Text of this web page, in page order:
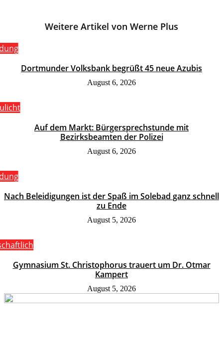
Weitere Artikel von Werne Plus
Dortmunder Volksbank begrüßt 45 neue Azubis
August 6, 2026
Auf dem Markt: Bürgersprechstunde mit
Bezirksbeamten der Polizei
August 6, 2026
Nach Beleidigungen ist der Spaß im Solebad ganz schnell
zu Ende
August 5, 2026
Gymnasium St. Christophorus trauert um Dr. Otmar
Kampert
August 5, 2026